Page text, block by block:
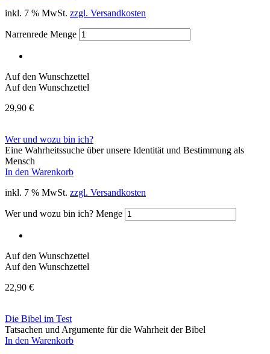
inkl. 7 % MwSt. zzgl. Versandkosten
Narrenrede Menge
Auf den Wunschzettel
Auf den Wunschzettel
29,90 €
Wer und wozu bin ich?
Eine Wahrheitssuche über unsere Identität und Bestimmung als
Mensch
In den Warenkorb
inkl. 7 % MwSt. zzgl. Versandkosten
Wer und wozu bin ich? Menge
Auf den Wunschzettel
Auf den Wunschzettel
22,90 €
Die Bibel im Test
Tatsachen und Argumente für die Wahrheit der Bibel
In den Warenkorb